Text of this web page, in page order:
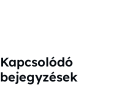
Kapcsolódó
bejegyzések